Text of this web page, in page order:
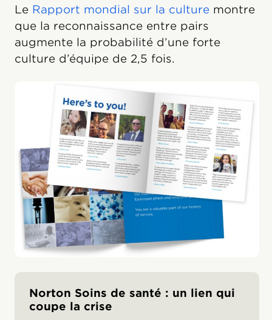
Le Rapport mondial sur la culture montre
que la reconnaissance entre pairs
augmente la probabilité d’une forte
culture d’équipe de 2,5 fois.
Norton Soins de santé : un lien qui
coupe la crise